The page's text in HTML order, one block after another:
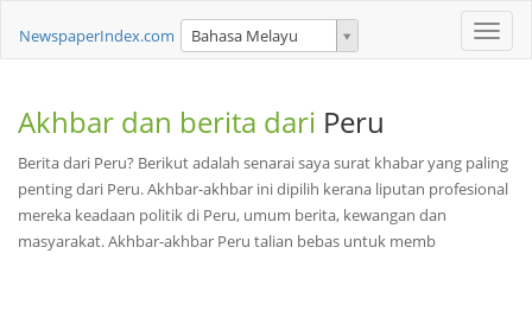
Toggle
NewspaperIndex.com Bahasa Melayu
Akhbar dan berita dari Peru
Berita dari Peru? Berikut adalah senarai saya surat khabar yang paling
penting dari Peru. Akhbar-akhbar ini dipilih kerana liputan profesional
mereka keadaan politik di Peru, umum berita, kewangan dan
masyarakat. Akhbar-akhbar Peru talian bebas untuk memb